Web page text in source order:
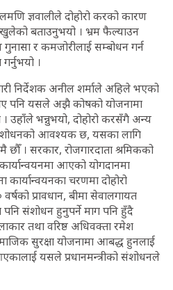
ज्ञवालीले दोहोरो करको कारण
बताउनुभयो । भ्रम फैल्याउन
गुनासा र कमजोरीलाई सम्बोधन गर्न
।
निर्देशक अनील शर्माले अहिले भएको
पनि यसले अझै कोषको योजनामा
उहाँले भन्नुभयो, दोहोरो करसँगै अन्य
आवश्यक छ, यसका लागि
। सरकार, रोजगारदाता श्रमिकको
आएको योगदानमा
कार्यान्वयनका चरणमा दोहोरो
प्रावधान, बीमा सेवालगायत
संशोधन हुनुपर्ने माग पनि हुँदै
तथा वरिष्ठ अधिवक्ता रमेश
सुरक्षा योजनामा आबद्ध हुनलाई
यसले प्रधानमन्त्रीको संशोधनले